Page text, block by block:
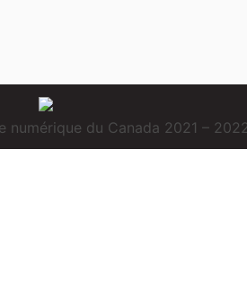
numérique du Canada 2021 –